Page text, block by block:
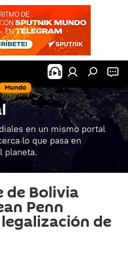
Mundo
en un mismo portal
lo que pasa en
planeta.
de Bolivia
Penn
de